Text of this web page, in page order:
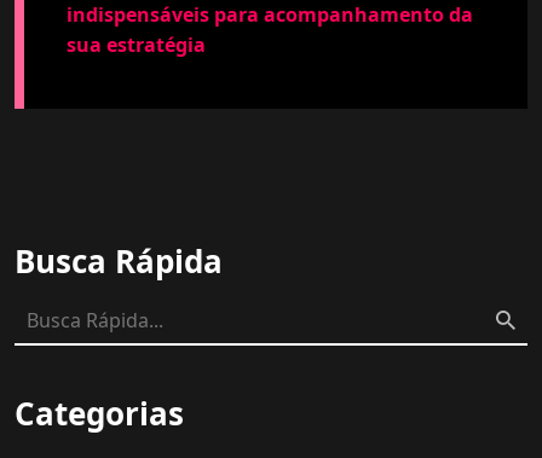
indispensáveis para acompanhamento da
sua estratégia
Busca Rápida
Categorias